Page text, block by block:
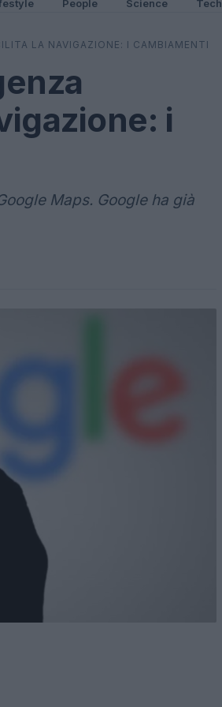
People Science Tech
LA NAVIGAZIONE: I CAMBIAMENTI
i
Maps. Google ha già